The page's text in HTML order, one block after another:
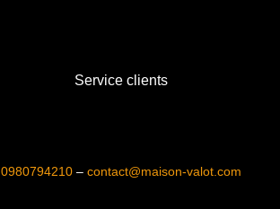
Service clients
0980794210 – contact@maison-valot.com